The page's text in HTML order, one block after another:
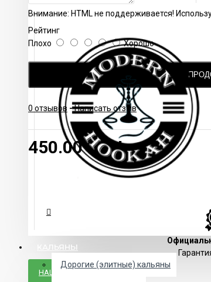
КАЛЬЯНЫ
Дорогие (элитные) кальяны
Внимание: HTML не поддерживается!
Рейтинг
Плохо
Хорошо
0 отзывов -Написать отзыв
450.00 UAH
НАШЛИ ДЕШЕВЛЕ?